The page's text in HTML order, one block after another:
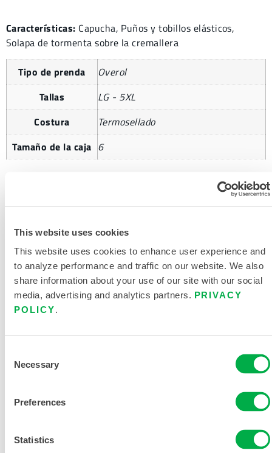
This website uses cookies
This website uses cookies to enhance user experience and
to analyze performance and traffic on our website. We also
share information about your use of our site with our social
media, advertising and analytics partners. PRIVACY
POLICY.
Selection
Necessary
Preferences
Statistics
Características: Capucha, Puños y tobillos elásticos,
Solapa de tormenta sobre la cremallera
Tipo de prenda
Overol
Tallas
LG - 5XL
Costura
Termosellado
Tamaño de la caja 6
LLAMAS EN UNA SOLA PRENDA